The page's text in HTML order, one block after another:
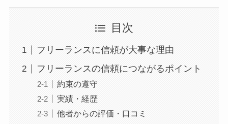
目次
フリーランスに信頼が大事な理由
フリーランスの信頼につながるポイント
約束の遵守
実績・経歴
他者からの評価・口コミ